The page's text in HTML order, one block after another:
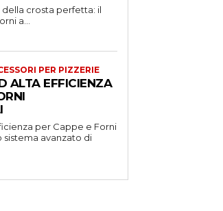
crosta perfetta: il
a...
PER PIZZERIE
ALTA EFFICIENZA
per Cappe e Forni